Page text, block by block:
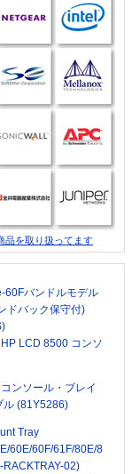
品を取り扱ってます
60Fバンドルモデル
ドバック保守付)
LCD 8500 コンソ
ンソール・ブレイ
ル (81Y5286)
Tray
60E/60F/61F/80E/8
02)